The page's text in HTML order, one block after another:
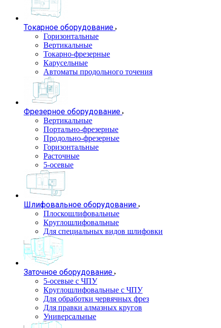
Токарное оборудование
Горизонтальные
Вертикальные
Токарно-фрезерные
Карусельные
Автоматы продольного точения
Фрезерное оборудование
Вертикальные
Портально-фрезерные
Продольно-фрезерные
Горизонтальные
Расточные
5-осевые
Шлифовальное оборудование
Плоскошлифовальные
Круглошлифовальные
Для специальных видов шлифовки
Заточное оборудование
5-осевые с ЧПУ
Круглошлифовальные с ЧПУ
Для обработки червячных фрез
Для правки алмазных кругов
Универсальные